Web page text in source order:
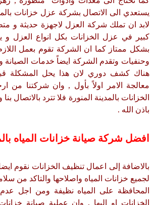
يستعدي الى الاتصال بشركة عزل خزانات
لابد ان تملك شركة العزل لاجهزة حديثة و
كبير في عزل الخزانات بكل انواع العزل و
بشكل ممتاز كما ان الشركة تقوم بعمل
وحنفيات وتقدم الشركة ايضاً خدمات الصيانة
هناك كشف دوري لان هذا يحل المشكلة
معالجة الامر اولاً بأول , وان شركتنا
الخزانات بالمدينة المنورة فلا تترد
باذن الله .
افضل شركة صيانة خزانات المياه
بالاضافة إلى اعمال تنظيف الخزانات نقوم
لجميع خزانات المياه واصلاحها والتاكد من
المحافظة على المياه نظيفة ومن اجل
الخزانات او اليها , وان عملية صيانة